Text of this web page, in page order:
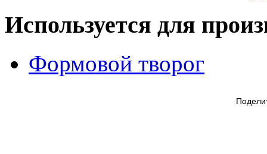
Используется для
Формовой творог